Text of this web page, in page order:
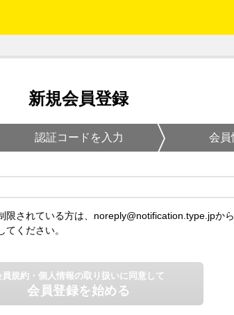
新規会員登録
認証コードを入力 会員
限されている方は、noreply@notification.type.jpから
てください。
員規約・個人情報の取り扱いに同意して
会員登録を始める